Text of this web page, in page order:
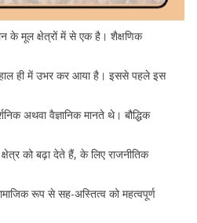
के मूल क्षेत्रों में से एक है। शैक्षणिक
हाल ही में उभर कर आया है। इससे पहले इस
अथवा वैज्ञानिक मानते थे। बौद्धिक
को बढ़ा देते हैं, के लिए राजनीतिक
रूप से सह-अस्तित्व को महत्वपूर्ण